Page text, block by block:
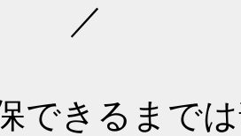
できるまで